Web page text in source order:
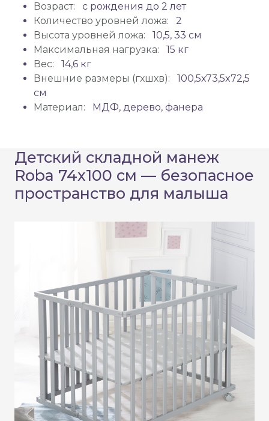
Возраст:
с рождения до 2 лет
Количество уровней ложа:
2
Высота уровней ложа:
10,5, 33 см
Максимальная нагрузка:
15 кг
Вес:
14,6 кг
Внешние размеры (гхшхв):
100,5х73,5x72,5
см
Материал:
МДФ, дерево, фанера
Детский складной манеж
Roba 74х100 см — безопасное
пространство для малыша